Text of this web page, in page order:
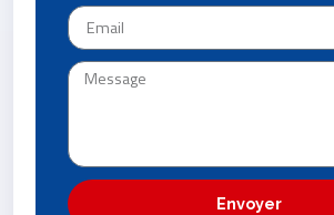
Envoyer